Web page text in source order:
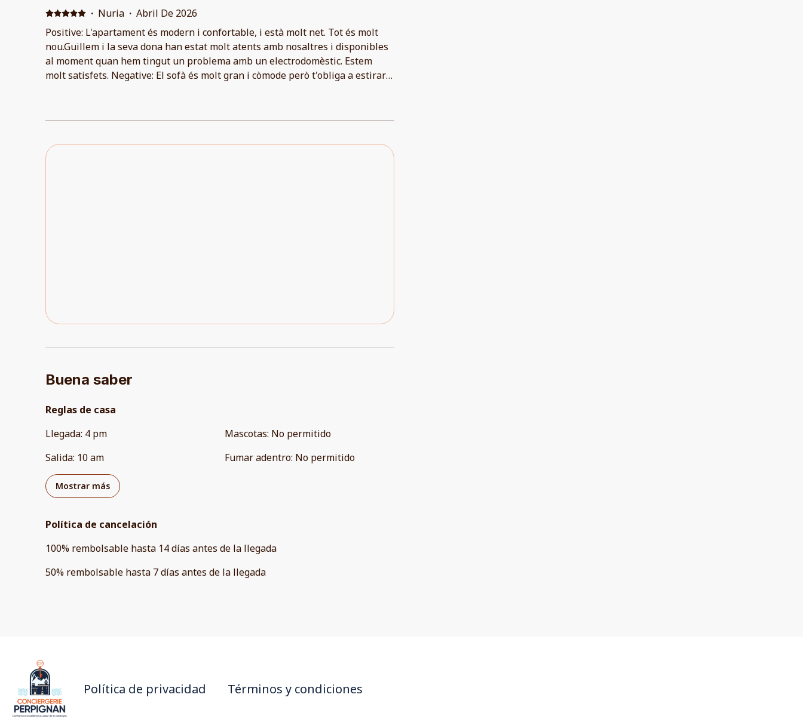
· Nuria · Abril De 2026
Positive: L'apartament és modern i confortable, i està molt net. Tot és molt
nou.Guillem i la seva dona han estat molt atents amb nosaltres i disponibles
al moment quan hem tingut un problema amb un electrodomèstic. Estem
molt satisfets. Negative: El sofà és molt gran i còmode però t'obliga a estirar-
Buena saber
Reglas de casa
Llegada: 4 pm
Salida: 10 am
Mascotas: No permitido
Fumar adentro: No permitido
Mostrar más
Política de cancelación
100% rembolsable hasta 14 días antes de la llegada
50% rembolsable hasta 7 días antes de la llegada
Política de privacidad Términos y condiciones